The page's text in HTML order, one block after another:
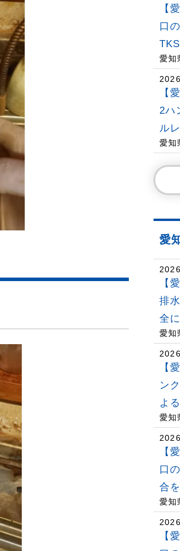
【
口
愛
【
2ハ
ル
愛
愛
【
排
全
愛
【
ン
よ
愛
【
口
合
愛
【